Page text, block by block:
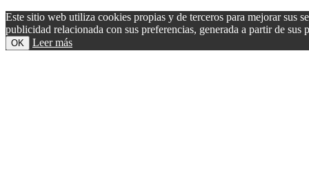
Este sitio web utiliza cookies propias y de terceros para mejorar sus
publicidad relacionada con sus preferencias, generada a partir de
OK Leer más